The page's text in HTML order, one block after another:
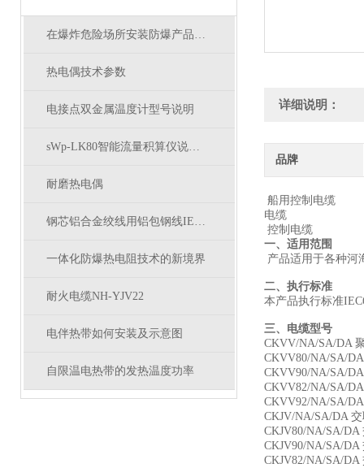
在爆炸危险场所安装防爆产品时有哪些要求？
热电偶技术参数
电接点双金属温度计型号说明
sWp-LK80智能流量积算仪说明书
耐磨热电偶
钢芯铝合金绞线用铝包钢线IEC 61232：1993标准
一体化防爆热电阻技术的新境界
耐火电缆NH-YJV22
电伴热带如何安装及示意图
自限温电热带的发热温度功率
详细说明：
品牌
船用控制电缆
电缆
控制电缆
一、适用范围
产品适用于各种河
二、执行标准
本产品执行标准
三、电缆型号
CKVV/NA/SA/DA
CKVV80/NA/SA/
CKVV90/NA/SA/
CKVV82/NA/SA/
CKVV92/NA/SA/
CKJV/NA/SA/DA
CKJV80/NA/SA/
CKJV90/NA/SA/
CKJV82/NA/SA/